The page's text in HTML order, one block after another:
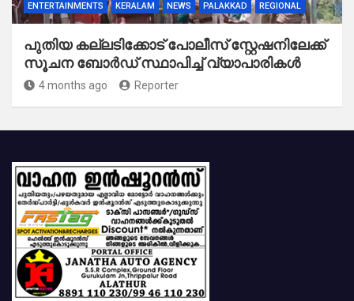
ENTERTAINMENTS KERALAM NEWS PALAKKAD REGIONAL
പുതിയ കല്ലടിക്കോട് പോലീസ് സ്റ്റേഷനിലേക്ക്
സൂചന ബോർഡ് സ്ഥാപിച്ച് വ്യാപാരികൾ
4 months ago Reporter